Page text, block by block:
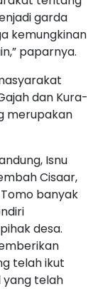
garda
kemungkinan
paparnya.
dan Kura-
merupakan
Isnu
Cisaar,
banyak
desa.
telah ikut
telah